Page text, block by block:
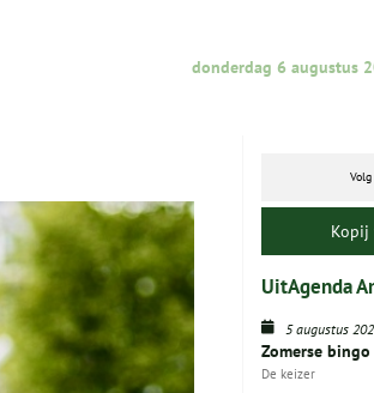
donderdag 6 augustus
Kopij
UitAgenda
5 augustus
Zomerse
De keizer